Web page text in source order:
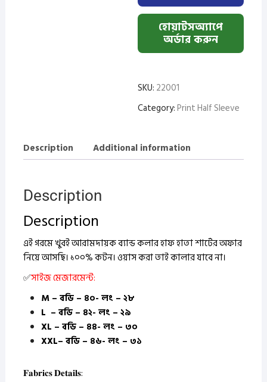
quantity
হোয়াটসঅ্যাপে
অর্ডার করুন
SKU: 22001
Category:Print Half Sleeve
Description Additional information
Description
Description
এই গরমে খুবই আরামদায়ক ব্যান্ড কলার হাফ হাতা শার্টের অফার
নিয়ে আসছি। ১০০% কটন।ওয়াস করা তাই কালার যাবে না।
✅সাইজ মেজারমেন্ট:
M – বডি – ৪০- লং – ২৮
L – বডি – ৪২- লং – ২৯
XL – বডি – ৪৪- লং – ৩০
XXL– বডি – ৪৬- লং – ৩১
𝐅𝐚𝐛𝐫𝐢𝐜𝐬 𝐃𝐞𝐭𝐚𝐢𝐥𝐬: